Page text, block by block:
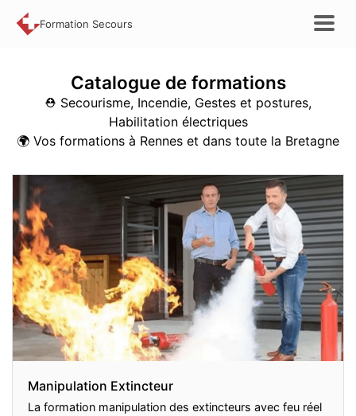
Formation Secours
Catalogue de formations
⛑️ Secourisme, Incendie, Gestes et postures,
Habilitation électriques
🌍 Vos formations à Rennes et dans toute la Bretagne
Manipulation Extincteur
La formation manipulation des extincteurs avec feu réel